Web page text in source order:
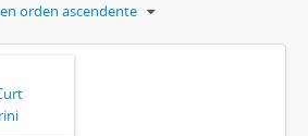
orden ascendente